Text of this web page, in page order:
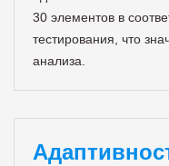
30 элементов в
тестирования, что
анализа.